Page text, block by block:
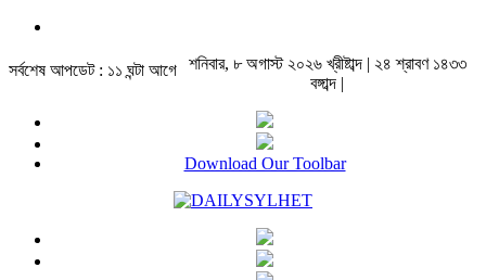
সর্বশেষ আপডেট : ১১ ঘন্টা আগে
শনিবার, ৮ অগাস্ট ২০২৬ খ্রীষ্টাব্দ | ২৪ শ্রাবণ ১৪৩৩
বঙ্গাব্দ |
Download Our Toolbar